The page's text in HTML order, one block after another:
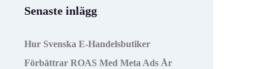
Senaste inlägg
Hur Svenska E-Handelsbutiker
Förbättrar ROAS Med Meta Ads År